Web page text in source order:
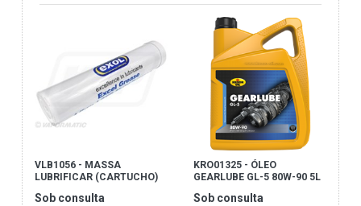
VLB1056 - MASSA
LUBRIFICAR (CARTUCHO)
Sob consulta
KRO01325 - ÓLEO
GEARLUBE GL-5 80W-90 5L
Sob consulta